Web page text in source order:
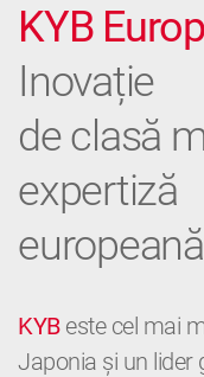
KYB
Inovație
de clasă
expertiză
europeană
KYBeste cel mai
Japonia și un lider